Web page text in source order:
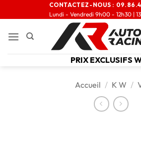
CONTACTEZ-NOUS :
Lundi - Vendredi 9h00 - 12h30 |
PRIX EXCLUSIFS
Accueil / K W /